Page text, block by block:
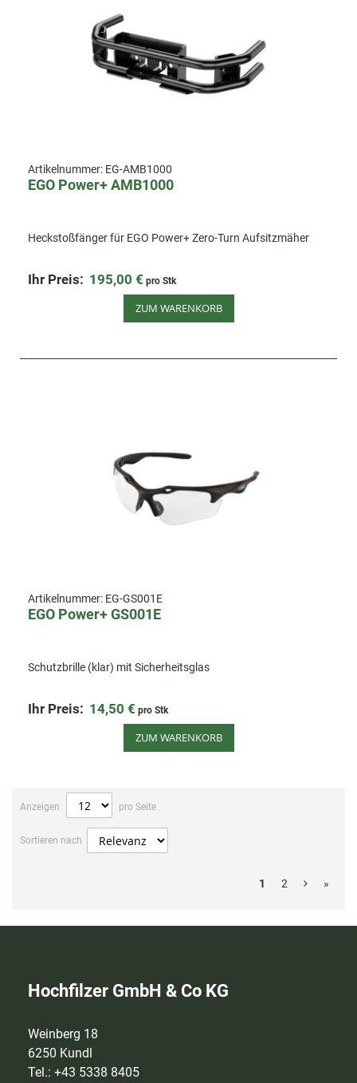
Artikelnummer: EG-AMB1000
EGO Power+ AMB1000
Heckstoßfänger für EGO Power+ Zero-Turn Aufsitzmäher
Ihr Preis: 195,00 € pro Stk
ZUM WARENKORB
Artikelnummer: EG-GS001E
EGO Power+ GS001E
Schutzbrille (klar) mit Sicherheitsglas
Ihr Preis: 14,50 € pro Stk
ZUM WARENKORB
Anzeigen pro Seite
Sortieren nach
1 2 »
Hochfilzer GmbH & Co KG
Weinberg 18
6250 Kundl
Tel.: +43 5338 8405